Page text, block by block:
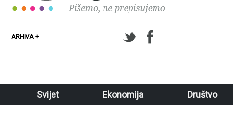
ARHIVA +
Svijet Ekonomija Društvo